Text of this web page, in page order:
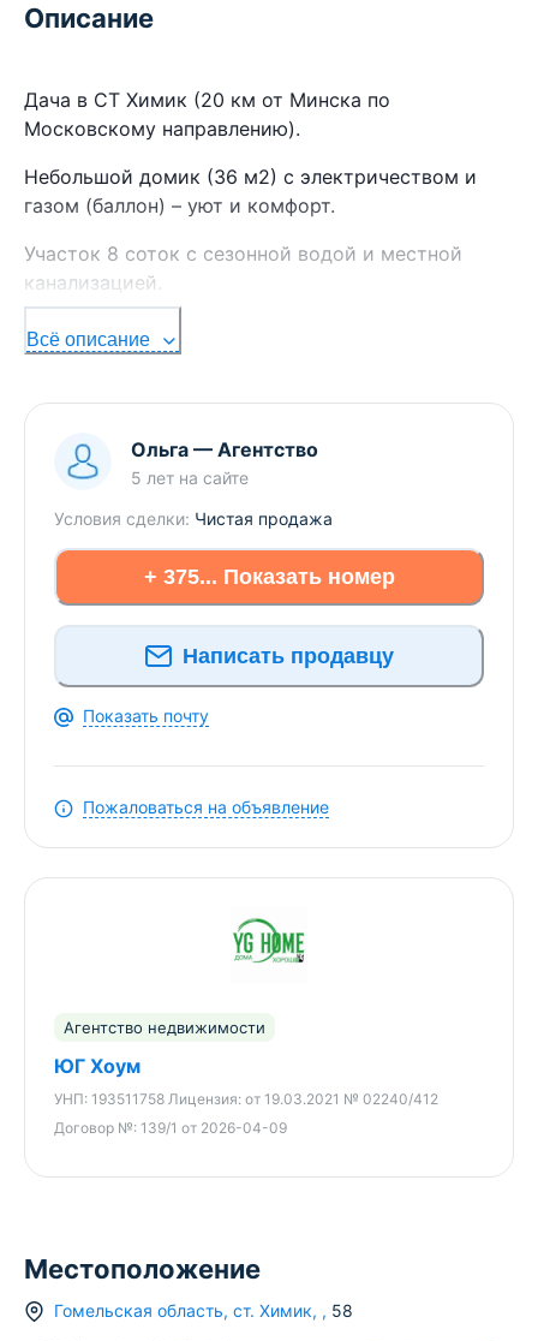
Описание
Дача в СТ Химик (20 км от Минска по
Московскому направлению).
Небольшой домик (36 м2) с электричеством и
газом (баллон) – уют и комфорт.
Участок 8 соток с сезонной водой и местной
канализацией.
Плодовые деревья и ягодные кусты – свой
урожай каждый год!
Легко добраться: электричка до ст. Домашаны + 2
км по хорошей грунтовой дороге.
Магазины рядом + Е-доставка для вашего
удобства!
Тишина и спокойствие, хорошие соседи.
Здесь вы сможете отдохнуть от городской суеты
и насладиться природой в полной мере!
Чистая продажа. Ключи в день сделки.
вашей недвижимости!
Вы можете позвонить по телефону или написать в
любой удобный мессенджер.
Хоум»
УНП: 193511758
Лицензия: 02240/412 от 19.03.2021, Министерство
юстиции РБ (риэлтерские услуги).
Всё описание
Ольга — Агентство
5 лет на сайте
Условия сделки: Чистая продажа
+ 375... Показать номер
Написать продавцу
Показать почту
Пожаловаться на объявление
Агентство недвижимости
ЮГ Хоум
УНП: 193511758 Лицензия: от 19.03.2021 № 02240/412
Договор №: 139/1 от 2026-04-09
Местоположение
Гомельская область, ст. Химик, , 58